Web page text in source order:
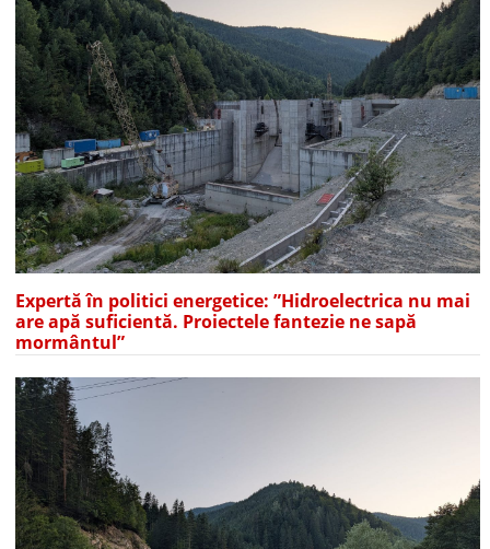
Expertă în politici energetice: ”Hidroelectrica nu mai
are apă suficientă. Proiectele fantezie ne sapă
mormântul”